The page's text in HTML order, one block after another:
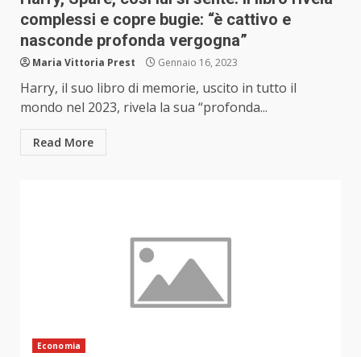
complessi e copre bugie: “è cattivo e
nasconde profonda vergogna”
Maria Vittoria Prest Gennaio 16, 2023
Harry, il suo libro di memorie, uscito in tutto il
mondo nel 2023, rivela la sua “profonda...
Read More
Economia